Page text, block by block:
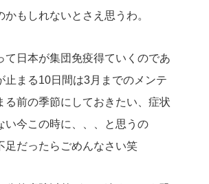
かもしれないとさえ思うわ。
て日本が集団免疫得ていくのであ
止まる10日間は3月までのメンテ
る前の季節にしておきたい、症状
い今この時に、、、と思うの
足だったらごめんなさい笑